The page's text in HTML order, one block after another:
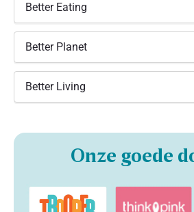
Better Eating
Better Planet
Better Living
Onze goede